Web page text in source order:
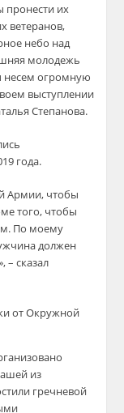
пронести их
ветеранов,
небо над
молодежь
несем огромную
выступлении
Степанова.
года.
Армии, чтобы
того, чтобы
По моему
должен
– сказал
от Окружной
из
гречневой